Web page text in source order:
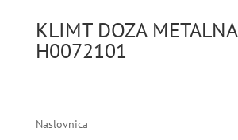
KLIMT DOZA METALNA
H0072101
Naslovnica